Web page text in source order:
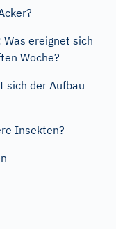
ereignet sich
Woche?
sich der Aufbau
Insekten?